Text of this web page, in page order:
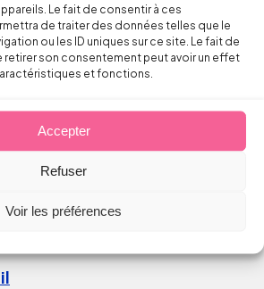
Le fait de consentir à ces
de traiter des données telles que le
ou les ID uniques sur ce site. Le fait de
retirer son consentement peut avoir un effet
et fonctions.
Accepter
Refuser
Voir les préférences
Partager sur
la lecture